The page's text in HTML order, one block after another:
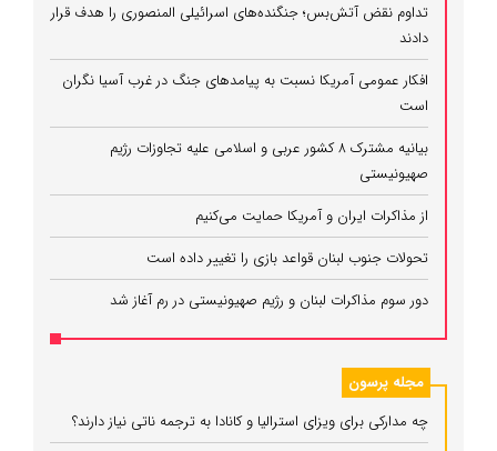
تداوم نقض آتش‌بس؛ جنگنده‌های اسرائیلی المنصوری را هدف قرار
دادند
افکار عمومی آمریکا نسبت به پیامدهای جنگ در غرب آسیا نگران
است
بیانیه مشترک ۸ کشور عربی و اسلامی علیه تجاوزات رژیم
صهیونیستی
از مذاکرات ایران و آمریکا حمایت می‌کنیم
تحولات جنوب لبنان قواعد بازی را تغییر داده است
دور سوم مذاکرات لبنان و رژیم صهیونیستی در رم آغاز شد
مجله پرسون
چه مدارکی برای ویزای استرالیا و کانادا به ترجمه ناتی نیاز دارند؟